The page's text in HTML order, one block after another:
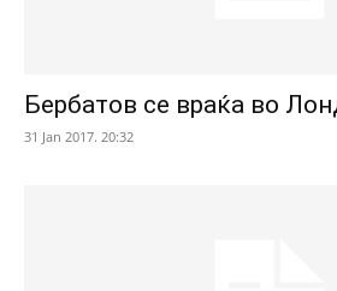
Бербатов се враќа во
31 Jan 2017. 20:32